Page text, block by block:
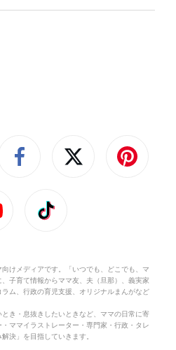
けメディアです。「いつでも、どこでも、マ
子育て情報からママ友、夫（旦那）、義実家
ラム、行政の育児支援、オリジナルまんがなど
き・息抜きしたいときなど、ママの日常に寄
ママイラストレーター・専門家・行政・タレ
決」を目指していきます。